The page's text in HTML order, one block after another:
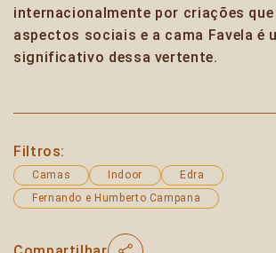
internacionalmente por criações que
aspectos sociais e a cama Favela é
significativo dessa vertente.
Filtros:
Camas Indoor
Edra
Fernando e Humberto Campana